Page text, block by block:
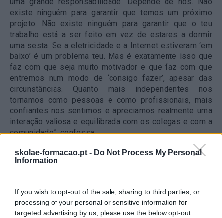
skolae-formacao.pt - Do Not Process My Personal
Information
If you wish to opt-out of the sale, sharing to third parties, or
processing of your personal or sensitive information for
targeted advertising by us, please use the below opt-out
existe ninguém para garantir que temos um próximo
projeto. Não existe ninguém para garantir que o teu
trabalho está a ser feito em vez de estares a dormir
uma sesta. Se a eletricidade e a Internet estiveram ‘em
baixo’ é um problema teu. Mas é exatamente isso que
faz com que seja muito motivador e que faz com que
entremos num modo de ‘consigo fazer’, apesar das
circunstâncias. Quanto mais independentes nos
tornamos como pessoas e como profissionais, mais
confiantes nos sentimos e apreciamos realmente uma
interação valiosa e equilibrada com os colegas e com a
comunidade”, confessa.
digitais